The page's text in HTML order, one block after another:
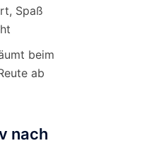
Spaß
beim
ab
nach